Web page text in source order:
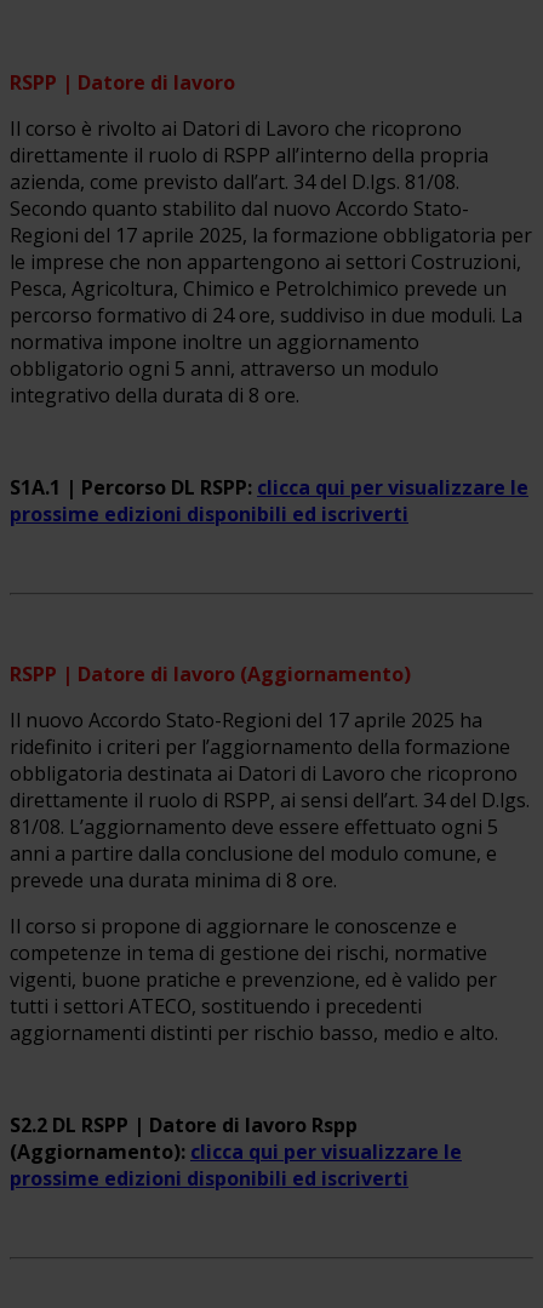
RSPP | Datore di lavoro
Il corso è rivolto ai Datori di Lavoro che ricoprono
direttamente il ruolo di RSPP all’interno della propria
azienda, come previsto dall’art. 34 del D.lgs. 81/08.
Secondo quanto stabilito dal nuovo Accordo Stato-
Regioni del 17 aprile 2025, la formazione obbligatoria per
le imprese che non appartengono ai settori Costruzioni,
Pesca, Agricoltura, Chimico e Petrolchimico prevede un
percorso formativo di 24 ore, suddiviso in due moduli. La
normativa impone inoltre un aggiornamento
obbligatorio ogni 5 anni, attraverso un modulo
integrativo della durata di 8 ore.
S1A.1 | Percorso DL RSPP: clicca qui per visualizzare le
prossime edizioni disponibili ed iscriverti
RSPP | Datore di lavoro (Aggiornamento)
Il nuovo Accordo Stato-Regioni del 17 aprile 2025 ha
ridefinito i criteri per l’aggiornamento della formazione
obbligatoria destinata ai Datori di Lavoro che ricoprono
direttamente il ruolo di RSPP, ai sensi dell’art. 34 del D.lgs.
81/08. L’aggiornamento deve essere effettuato ogni 5
anni a partire dalla conclusione del modulo comune, e
prevede una durata minima di 8 ore.
Il corso si propone di aggiornare le conoscenze e
competenze in tema di gestione dei rischi, normative
vigenti, buone pratiche e prevenzione, ed è valido per
tutti i settori ATECO, sostituendo i precedenti
aggiornamenti distinti per rischio basso, medio e alto.
S2.2 DL RSPP | Datore di lavoro Rspp
(Aggiornamento): clicca qui per visualizzare le
prossime edizioni disponibili ed iscriverti